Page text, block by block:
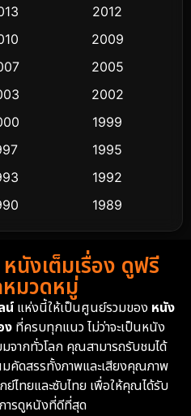
4
94
2012
2009
2005
2002
1999
1995
1992
1989
1985
1981
นังเต็มเรื่อง ดูฟรี
มวดหมู่
น์แห่งนี้ให้เป็นศูนย์รวมของ หนัง
ง ที่ครบทุกแนว ไม่ว่าจะเป็นหนัง
จากทั่วโลก คุณสามารถรับชมได้
คัดสรรทั้งภาพและเสียงคุณภาพ
ไทยและซับไทย เพื่อให้คุณได้รับ
ารดูหนังที่ดีที่สุด